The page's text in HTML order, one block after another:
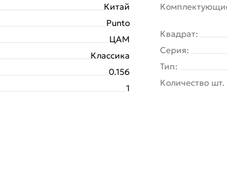
Китай
Punto
ЦАМ
Классика
0.156
1
Квадрат:
Серия:
Тип:
Количество шт.